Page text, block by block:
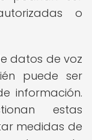
o
datos de voz
puede ser
información.
estas
medidas de